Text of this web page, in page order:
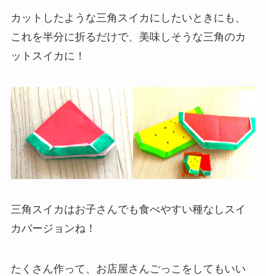
カットしたような三角スイカにしたいときにも、
これを半分に折るだけで、美味しそうな三角のカ
ットスイカに！
三角スイカはお子さんでも食べやすい種なしスイ
カバージョンね！
たくさん作って、お店屋さんごっこをしてもいい